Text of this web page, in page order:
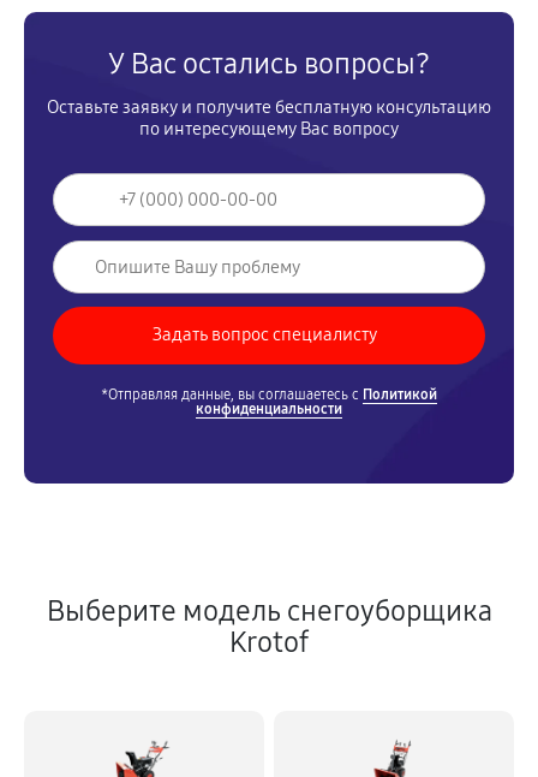
У Вас остались вопросы?
Оставьте заявку и получите бесплатную консультацию
по интересующему Вас вопросу
*Отправляя данные, вы соглашаетесь с Политикой
конфиденциальности
Выберите модель снегоуборщика
Krotof